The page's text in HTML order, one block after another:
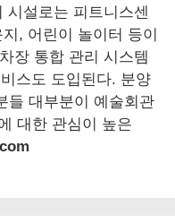
시설로는 피트니스센
, 어린이 놀이터 등이
장 통합 관리 시스템
스도 도입된다. 분양
들 대부분이 예술회관
대한 관심이 높은